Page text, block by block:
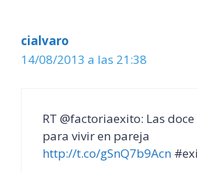
cialvaro
14/08/2013 a las 21:38
RT @factoriaexito: Las
para vivir en pareja
http://t.co/gSnQ7b9Acn